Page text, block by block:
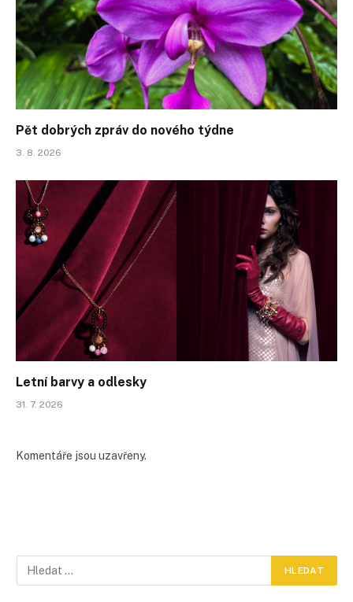
Pět dobrých zpráv do nového týdne
3. 8. 2026
Letní barvy a odlesky
31. 7. 2026
Komentáře jsou uzavřeny.